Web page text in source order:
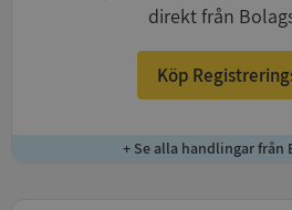
direkt från
Köp
+ Se alla handlingar från